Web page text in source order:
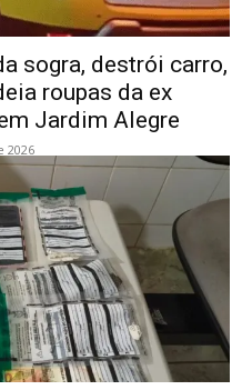
sogra, destrói carro,
roupas da ex
Jardim Alegre
2026